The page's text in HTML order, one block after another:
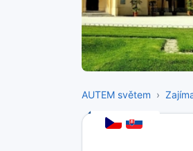
AUTEM světem